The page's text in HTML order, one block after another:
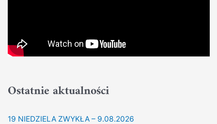
Ostatnie aktualności
19 NIEDZIELA ZWYKŁA – 9.08.2026